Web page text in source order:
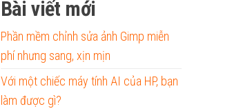
Bài viết mới
Phần mềm chỉnh sửa ảnh Gimp miễn
phí nhưng sang, xịn mịn
Với một chiếc máy tính AI của HP, bạn
làm được gì?